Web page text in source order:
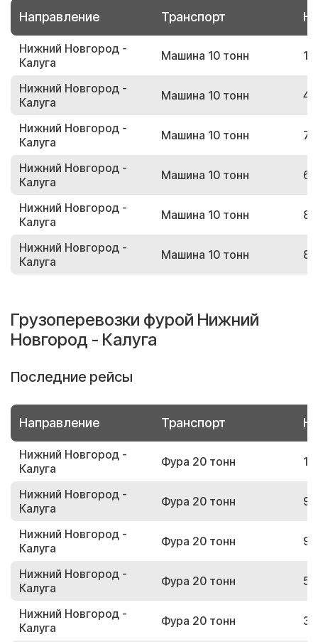
Направление Транспорт
Нижний Новгород -
Калуга
Машина 10 тонн
Нижний Новгород -
Калуга
Машина 10 тонн
Нижний Новгород -
Калуга
Машина 10 тонн
Нижний Новгород -
Калуга
Машина 10 тонн
Нижний Новгород -
Калуга
Машина 10 тонн
Нижний Новгород -
Калуга
Машина 10 тонн
Грузоперевозки фурой Нижний
Новгород - Калуга
Последние рейсы
Направление Транспорт
Нижний Новгород -
Калуга
Фура 20 тонн
Нижний Новгород -
Калуга
Фура 20 тонн
Нижний Новгород -
Калуга
Фура 20 тонн
Нижний Новгород -
Калуга
Фура 20 тонн
Нижний Новгород -
Калуга
Фура 20 тонн